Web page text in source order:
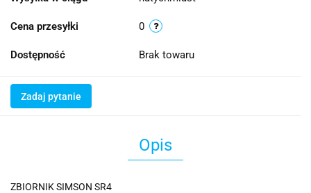
Cena przesyłki 0
Dostępność Brak towaru
Zadaj pytanie
Opis
ZBIORNIK SIMSON SR4